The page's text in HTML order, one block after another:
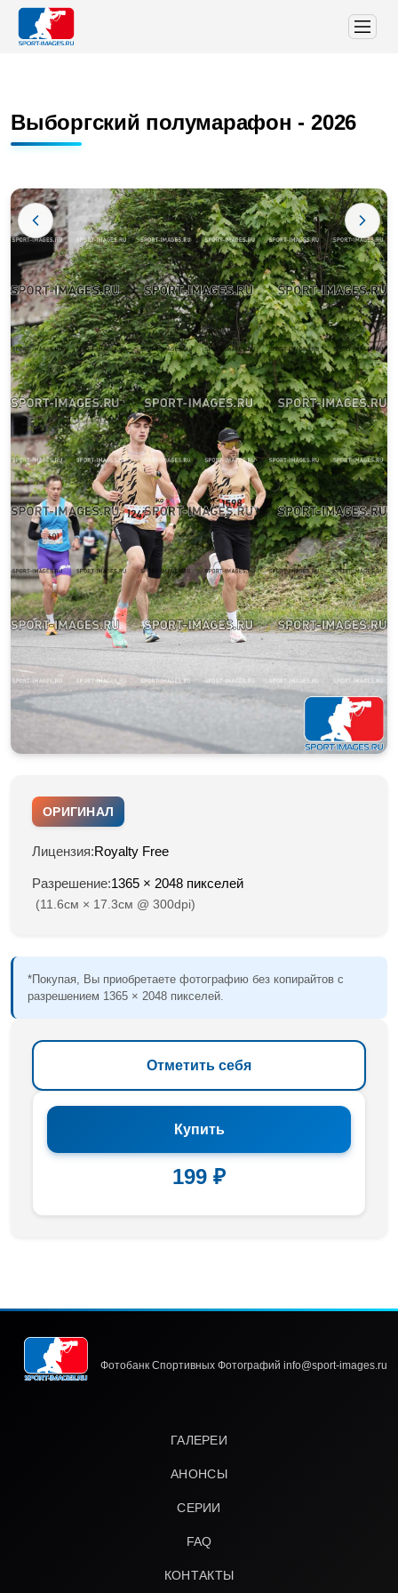
Выборгский полумарафон - 2026
ОРИГИНАЛ
Лицензия:Royalty Free
Разрешение:1365 × 2048 пикселей
(11.6см × 17.3см @ 300dpi)
*Покупая, Вы приобретаете фотографию без копирайтов с
разрешением 1365 × 2048 пикселей.
Отметить себя
Купить
199 ₽
Фотобанк Спортивных Фотографий info@sport-images.ru
ГАЛЕРЕИ
АНОНСЫ
СЕРИИ
FAQ
КОНТАКТЫ